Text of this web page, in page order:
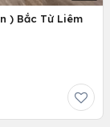
) Bắc Từ Liêm